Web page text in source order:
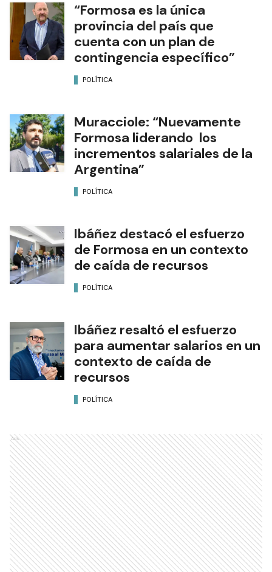
“Formosa es la única
provincia del país que
cuenta con un plan de
contingencia específico”
POLÍTICA
Muracciole: “Nuevamente
Formosa liderando los
incrementos salariales de la
Argentina”
POLÍTICA
Ibáñez destacó el esfuerzo
de Formosa en un contexto
de caída de recursos
POLÍTICA
Ibáñez resaltó el esfuerzo
para aumentar salarios en un
contexto de caída de
recursos
POLÍTICA
Ads